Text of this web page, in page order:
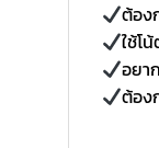
ต้อง
ใช้โ
อยา
ต้อง